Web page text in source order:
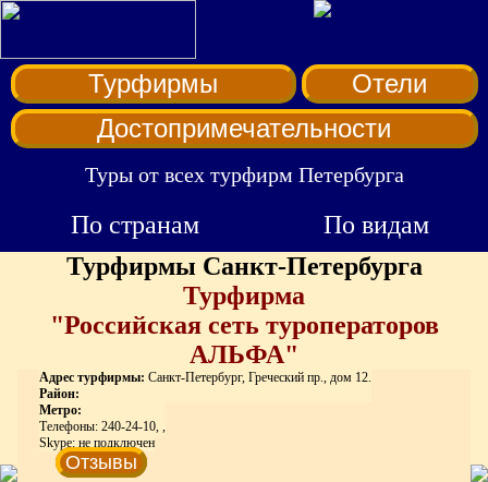
Турфирмы
Отели
Достопримечательности
Туры от всех турфирм Петербурга
По странам
По видам
Турфирмы Санкт-Петербурга
Турфирма
"Российская сеть туроператоров
АЛЬФА"
Адрес турфирмы: Санкт-Петербург, Греческий пр., дом 12.
Район:
Метро:
Телефоны: 240-24-10, ,
Skype: не подключен
Отзывы